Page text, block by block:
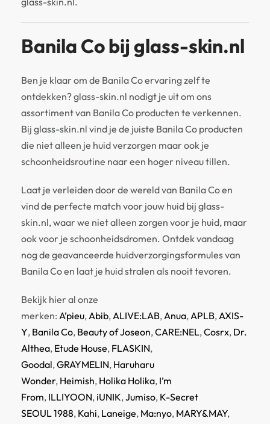
Banila Co bij glass-skin.nl
Ben je klaar om de Banila Co ervaring zelf te
ontdekken? glass-skin.nl nodigt je uit om ons
assortiment van Banila Co producten te verkennen.
Bij glass-skin.nl vind je de juiste Banila Co producten
die niet alleen je huid verzorgen maar ook je
schoonheidsroutine naar een hoger niveau tillen.
Laat je verleiden door de wereld van Banila Co en
vind de perfecte match voor jouw huid bij glass-
skin.nl, waar we niet alleen zorgen voor je huid, maar
ook voor je schoonheidsdromen. Ontdek vandaag
nog de geavanceerde huidverzorgingsformules van
Banila Co en laat je huid stralen als nooit tevoren.
Bekijk hier al onze
merken: A’pieu, Abib, ALIVE:LAB, Anua, APLB, AXIS-
Y, Banila Co, Beauty of Joseon,CARE:NEL,Cosrx, Dr.
Althea, Etude House, FLASKIN,
Goodal,GRAYMELIN, Haruharu
Wonder, Heimish, Holika Holika, I’m
From, ILLIYOON, iUNIK,Jumiso, K-Secret
SEOUL 1988, Kahi, Laneige, Ma:nyo, MARY&MAY,